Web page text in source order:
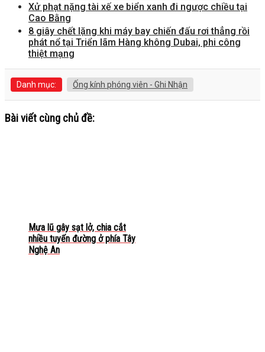
Xử phạt nặng tài xế xe biển xanh đi ngược chiều tại
Cao Bằng
8 giây chết lặng khi máy bay chiến đấu rơi thẳng rồi
phát nổ tại Triển lãm Hàng không Dubai, phi công
thiệt mạng
Danh mục: Ống kính phóng viên - Ghi Nhận
Bài viết cùng chủ đề:
Mưa lũ gây sạt lở, chia cắt
nhiều tuyến đường ở phía Tây
Nghệ An